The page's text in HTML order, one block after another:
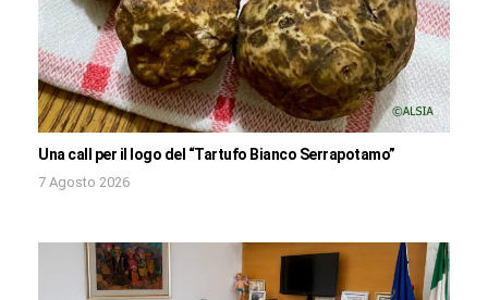
Una call per il logo del “Tartufo Bianco Serrapotamo”
7 Agosto 2026